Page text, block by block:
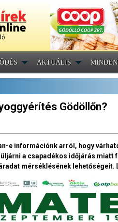
AKTUÁLIS
Gödöllőn?
e információnk arról, hogy
a csapadékos időjárás
mérséklésének lehetőségeit.